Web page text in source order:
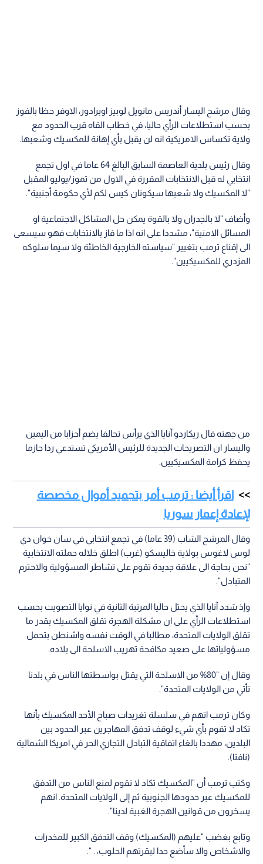
وقال مرشح اليسار أندريس مانويل لوبيز اوبرادور، الاوفر حظا بالفوز
بحسب استطلاعات الرأي حاليا، في خطاب القاه قرب الحدود مع
ولاية تكساس الامريكية انه لن يقبل بأي إهانة للمكسيك وشعبها.
وقال رئيس بلدية العاصمة السابق البالغ 64 عاما في اول تجمع
انتخابي له قبل الانتخابات المقررة في الاول من تموز/يوليو المقبل
"لا المكسيك ولا شعبها سيكونان كيس لكم لأي حكومة أجنبية".
وأضاف "لا بالجدران ولا بالقوة يمكن حل المشاكل الاجتماعية او
المسائل الامنية"، مشددا على انه اذا ما فاز بالانتخابات فهو سيسعى
الى إقناع ترمب بتغيير "سياسته الخارجية الخاطئة ولا سيما سلوكه
المزدري للمكسيكيين".
من جهته قال ريكاردو آنايا الذي يرأس تحالفا يضم أحزابا من اليمين
واليسار ان التصريحات الجديدة للرئيس الأمريكي تستدعي ردا حازما
يحفظ كرامة المكسيكيين.
اقرأ أيضا : ترمب أمر بتجميد أموال مخصصة
لإعادة إعمار سوريا
وقال المرشح الشاب (39 عاما) في تجمع انتخابي في سان خوان دي
لوس لاغوس بولاية خاليسكو (غرب) اطلق خلاله حملته الانتخابية
"نحن بحاجة الى علاقة جديدة تقوم على تشاطر المسؤولية والاحترم
المتبادل".
وإذ شدد آنايا الذي يحتل حاليا المرتبة الثانية في نوايا التصويت بحسب
استطلاعات الرأي على ان مشكلة الهجرة تقلق المكسيك بقدر ما
تقلق الولايات المتحدة، مطالبا في الوقت نفسه واشنطن بتحمل
مسؤولياتها على صعيد مكافحة تهريب الاسلحة الى بلاده.
وقال إن "80% من الاسلحة التي يقتل بواسطتها الناس في بلدنا
تأتي من الولايات المتحدة".
وكان ترمب اتهم في سلسلة تغريدات صباح الأحد المكسيك بأنها
تكاد لا تقوم بأي شيء لوقف تدفق المهاجرين عبر الحدود بين
البلدين، مهددا بالغاء اتفاقية التبادل التجاري الحر في امريكا الشمالية
(نافتا).
وكتب ترمب أن "المكسيك تكاد لا تقوم لمنع الناس من التدفق
للمكسيك عبر حدودها الجنوبية ثم إلى الولايات المتحدة. انهم
يسخرون من قوانين الهجرة الغبية لدينا".
وتابع بغضب "عليهم (المكسيك) وقف التدفق الكبير للمخدرات
والاشخاص والا سأضع حدا لبقرتهم الحلوب، . ".